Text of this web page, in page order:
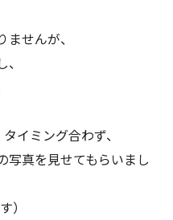
せんが、
イミング合わず、
写真を見せてもらいまし
）